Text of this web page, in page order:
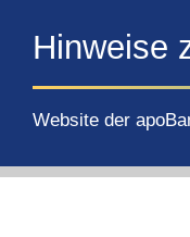
Hinweise
Website der